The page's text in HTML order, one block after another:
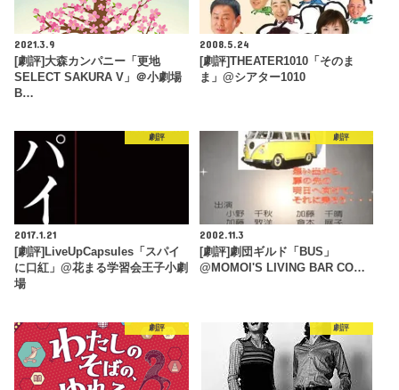
2021.3.9
[劇評]大森カンパニー「更地
SELECT SAKURA V」＠小劇場
B…
2008.5.24
[劇評]THEATER1010「そのま
ま」@シアター1010
劇評
2017.1.21
[劇評]LiveUpCapsules「スパイ
に口紅」@花まる学習会王子小劇
場
劇評
2002.11.3
[劇評]劇団ギルド「BUS」
@MOMOI'S LIVING BAR CO…
劇評 劇評